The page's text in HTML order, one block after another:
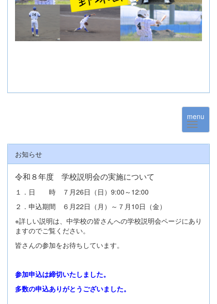
menu
お知らせ
令和８年度 学校説明会の実施について
１．日 時 ７月26日（日）9:00～12:00
２．申込期間 ６月22日（月）～７月10日（金）
※詳しい説明は、中学校の皆さんへの学校説明会ページにあり
ますのでご覧ください。
皆さんの参加をお待ちしています。
参加申込は締切いたしました。
多数の申込ありがとうございました。